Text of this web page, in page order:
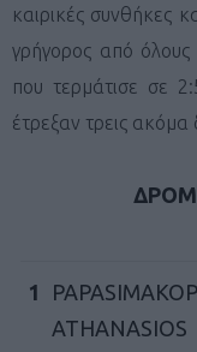
καιρικές συνθήκες
γρήγορος από
που τερμάτισε σε
έτρεξαν τρεις ακόμα
1
ATHANASIOS